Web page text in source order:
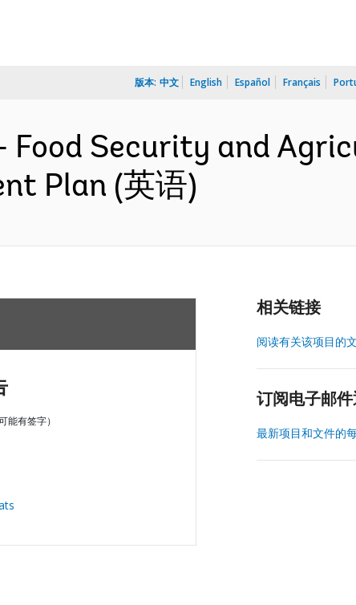
版本: 中文 English Español Français
Food Security and
Plan (英语)
能有签字）
相关链接
阅读有关该项目的
订阅电子邮件
最新项目和文件的